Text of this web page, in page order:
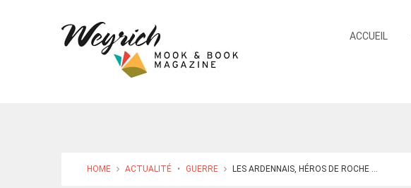
ACCUEIL
HOME ACTUALITÉ • GUERRE LES ARDENNAIS, HÉROS DE ROCHE ...